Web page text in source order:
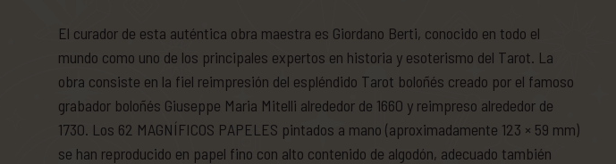
El curador de esta auténtica obra maestra es Giordano Berti, conocido en todo el
mundo como uno de los principales expertos en historia y esoterismo del Tarot. La
obra consiste en la fiel reimpresión del espléndido Tarot boloñés creado por el famoso
grabador boloñés Giuseppe Maria Mitelli alrededor de 1660 y reimpreso alrededor de
1730. Los 62 MAGNÍFICOS PAPELES pintados a mano (aproximadamente 123 × 59 mm)
se han reproducido en papel fino con alto contenido de algodón, adecuado también